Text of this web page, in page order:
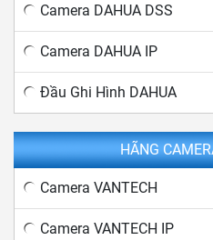
Camera DAHUA DSS
Camera DAHUA IP
Đầu Ghi Hình DAHUA
HÃNG
Camera VANTECH
Camera VANTECH IP